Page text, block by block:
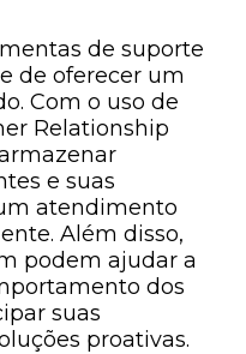
de suporte
de oferecer um
Com o uso de
Relationship
e suas
atendimento
Além disso,
podem ajudar a
dos
suas
proativas.